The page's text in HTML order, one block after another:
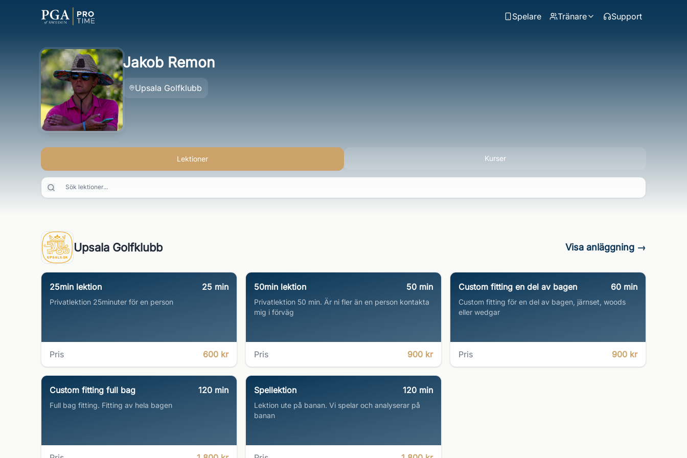
Spelare Tränare Support
Jakob Remon
Upsala Golfklubb
Lektioner Kurser
Sök lektioner...
Upsala Golfklubb Visa anläggning →
25min lektion 25 min
Privatlektion 25minuter för en person
Pris 600 kr
50min lektion 50 min
Privatlektion 50 min. Är ni fler än en person kontakta
mig i förväg
Pris 900 kr
Custom fitting en del av bagen 60 min
Custom fitting för en del av bagen, järnset, woods
eller wedgar
Pris 900 kr
Custom fitting full bag 120 min
Full bag fitting. Fitting av hela bagen
Spellektion 120 min
Lektion ute på banan. Vi spelar och analyserar på
banan